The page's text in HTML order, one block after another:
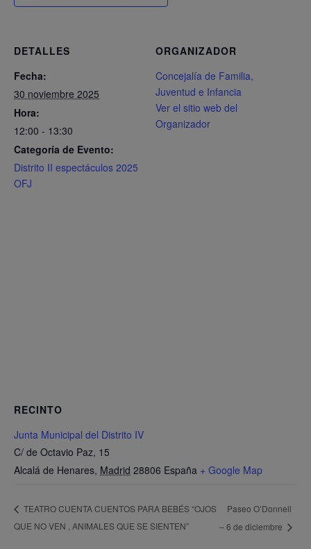
DETALLES
Fecha:
30 noviembre 2025
Hora:
12:00 - 13:30
Categoría de Evento:
Distrito II espectáculos 2025
OFJ
ORGANIZADOR
Concejalía de Familia,
Juventud e Infancia
Ver el sitio web del
Organizador
RECINTO
Junta Municipal del Distrito IV
C/ de Octavio Paz, 15
Alcalá de Henares, Madrid 28806 España + Google Map
TEATRO CUENTA CUENTOS PARA BEBÉS “OJOS
QUE NO VEN , ANIMALES QUE SE SIENTEN”
Paseo O’Donnell
– 6 de diciembre